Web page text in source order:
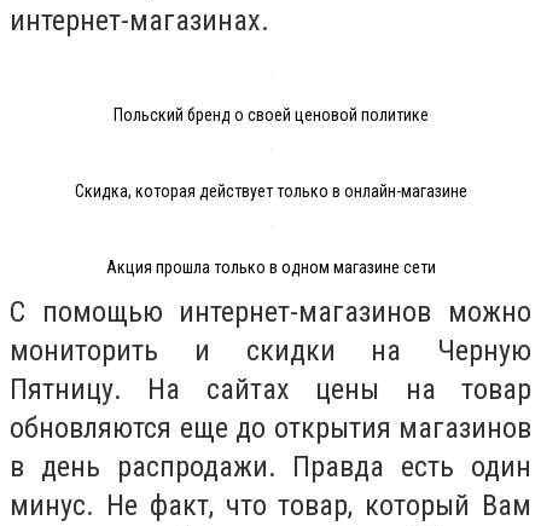
интернет-магазинах.
Польский бренд о своей ценовой политике
Скидка, которая действует только в онлайн-магазине
Акция прошла только в одном магазине сети
С помощью интернет-магазинов можно
мониторить и скидки на Черную
Пятницу. На сайтах цены на товар
обновляются еще до открытия магазинов
в день распродажи. Правда есть один
минус. Не факт, что товар, который Вам